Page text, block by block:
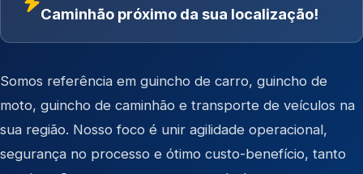
Caminhão próximo da sua localização!
Somos referência em guincho de carro, guincho de
moto, guincho de caminhão e transporte de veículos na
sua região. Nosso foco é unir agilidade operacional,
segurança no processo e ótimo custo-benefício, tanto